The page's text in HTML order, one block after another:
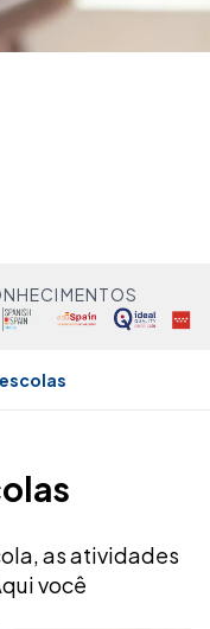
as atividades
você